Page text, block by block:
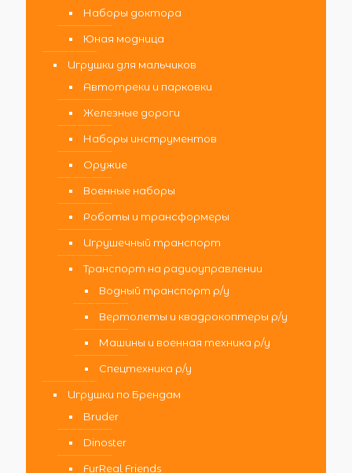
Наборы доктора
Юная модница
Игрушки для мальчиков
Автотреки и парковки
Железные дороги
Наборы инструментов
Оружие
Военные наборы
Роботы и трансформеры
Игрушечный транспорт
Транспорт на радиоуправлении
Водный транспорт р/у
Вертолеты и квадрокоптеры р/у
Машины и военная техника р/у
Спецтехника р/у
Игрушки по Брендам
Bruder
Dinoster
FurReal Friends